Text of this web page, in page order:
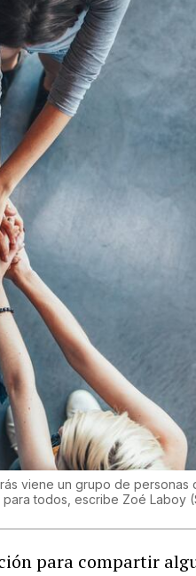
viene un grupo de
todos, escribe Zoé Laboy (
para compartir